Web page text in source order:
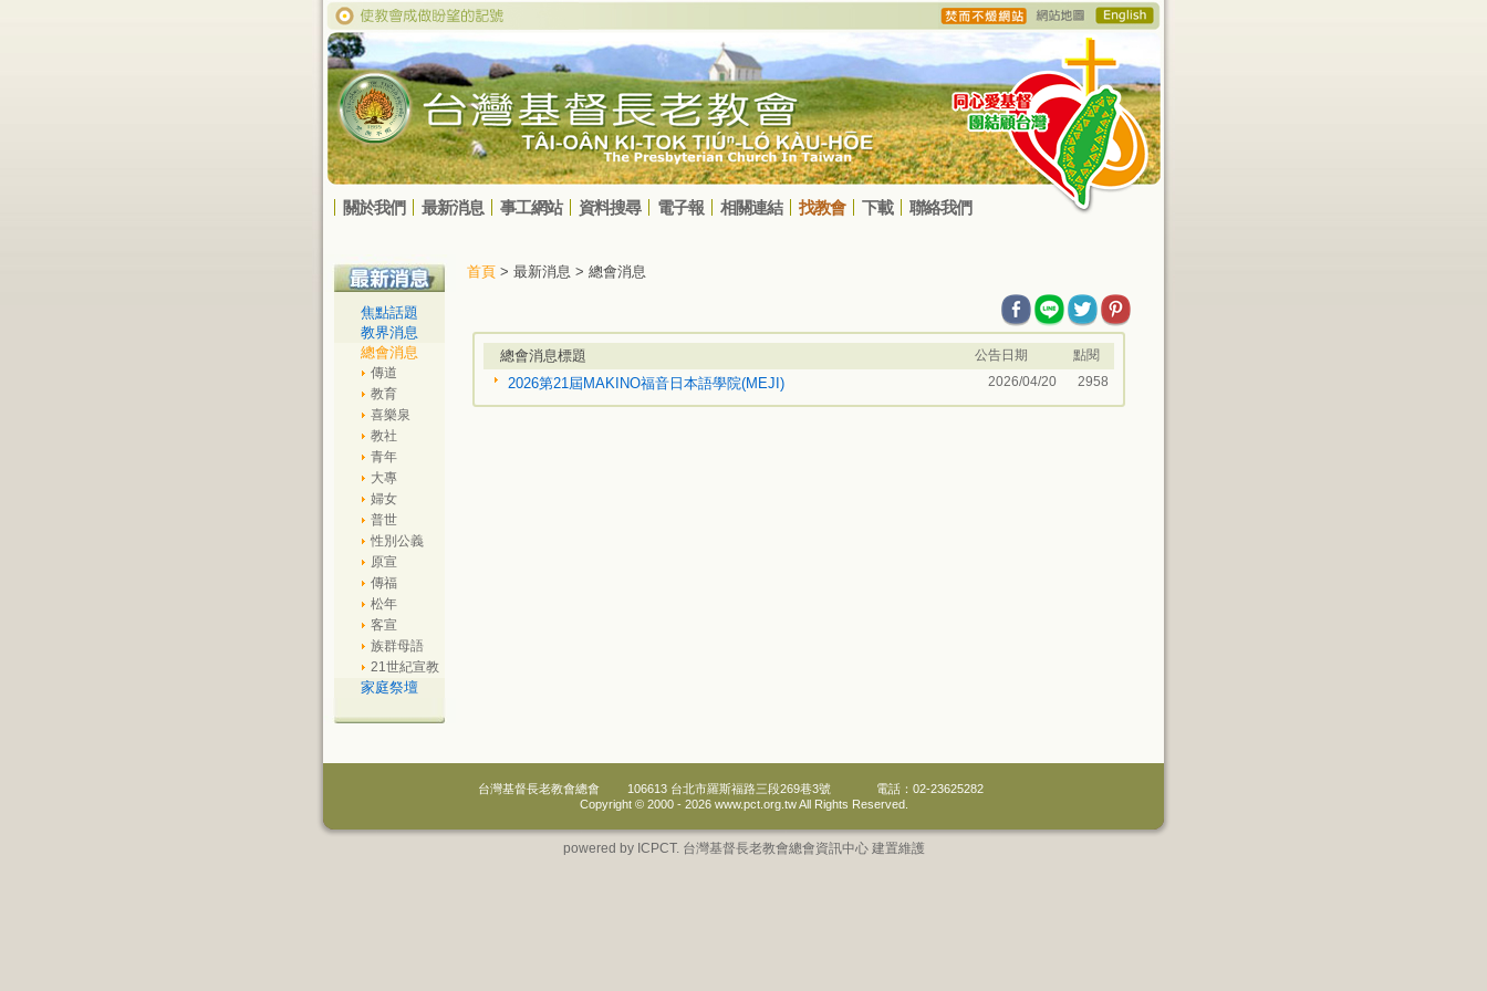
關於我們 最新消息 事工網站 資料搜尋 電子報 相關連結 找教會 下載 聯絡我們
焦點話題
教界消息
總會消息
傳道
教育
喜樂泉
教社
青年
大專
婦女
普世
性別公義
原宣
傳福
松年
客宣
族群母語
21世紀宣教
家庭祭壇
首頁 > 最新消息 > 總會消息
總會消息標題 公告日期 點閱
2026第21屆MAKINO福音日本語學院(MEJI) 2026/04/20 2958
台灣基督長老教會總會 106613 台北市羅斯福路三段269巷3號
電話：02-23625282
Copyright © 2000 - 2026 www.pct.org.tw All Rights Reserved.
powered by ICPCT. 台灣基督長老教會總會資訊中心 建置維護